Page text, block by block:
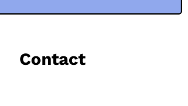
Contact